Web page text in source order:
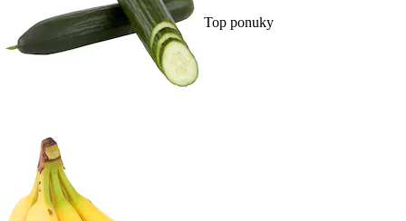
Top ponuky